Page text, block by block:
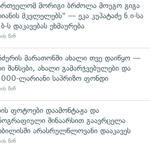
მორიგი ბრძოლა მოუგო გიგა
მკვლელებს" — ეკა კუპატაძე ნ.ი-სა
ს დაკავებას ეხმაურება
წინ
მარათონში ახალი თვე დაიწყო —
შანსები, ახალი გამარჯვებულები და
ლარიანი საპრიზო ფონდი
წინ
ფოტოები დაამონტაჟა და
შინაარსით გაავრცელა
არასრულწლოვანი დააკავეს
წინ